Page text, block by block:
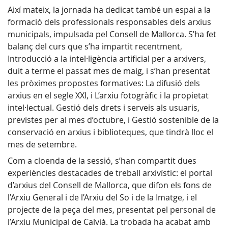
Així mateix, la jornada ha dedicat també un espai a la
formació dels professionals responsables dels arxius
municipals, impulsada pel Consell de Mallorca. S’ha fet
balanç del curs que s’ha impartit recentment,
Introducció a la intel·ligència artificial per a arxivers,
duit a terme el passat mes de maig, i s’han presentat
les pròximes propostes formatives: La difusió dels
arxius en el segle XXI, i L’arxiu fotogràfic i la propietat
intel·lectual. Gestió dels drets i serveis als usuaris,
previstes per al mes d’octubre, i Gestió sostenible de la
conservació en arxius i biblioteques, que tindrà lloc el
mes de setembre.
Com a cloenda de la sessió, s’han compartit dues
experiències destacades de treball arxivístic: el portal
d’arxius del Consell de Mallorca, que difon els fons de
l’Arxiu General i de l’Arxiu del So i de la Imatge, i el
projecte de la peça del mes, presentat pel personal de
l’Arxiu Municipal de Calvià. La trobada ha acabat amb